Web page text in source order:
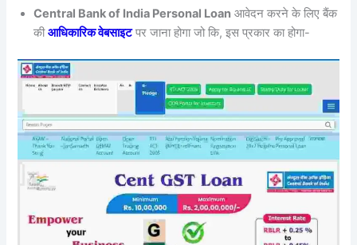
Central Bank of India Personal Loan आवेदन करने के लिए बैंक
कीआधिकारिक वेबसाइटपर जाना होगा जो कि, इस प्रकार का होगा-